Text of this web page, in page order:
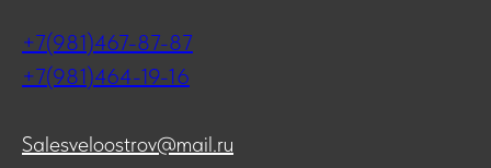
+7(981)467-87-87
+7(981)464-19-16
Salesveloostrov@mail.ru